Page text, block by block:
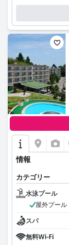
情報
カテゴリー
水泳プール
屋外プール
スパ
無料Wi-Fi